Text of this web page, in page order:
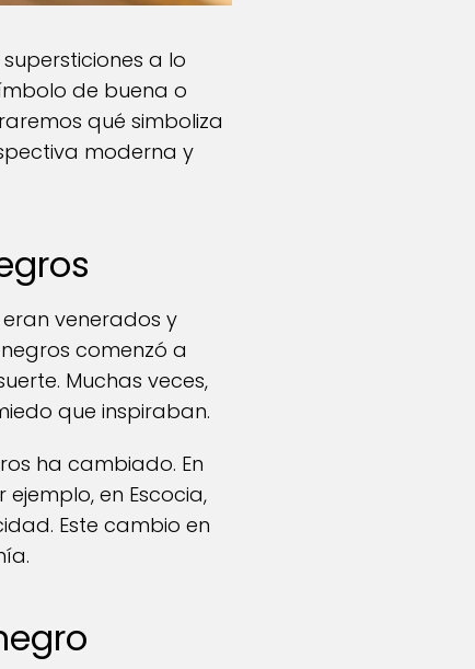
a lo
de buena o
qué simboliza
moderna y
venerados y
comenzó a
Muchas veces,
que inspiraban.
ha cambiado. En
en Escocia,
Este cambio en